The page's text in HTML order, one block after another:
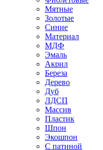
Мятные
Золотые
Синие
Материал
МДФ
Эмаль
Акрил
Береза
Дерево
Дуб
ЛДСП
Массив
Пластик
Шпон
Экошпон
С патиной